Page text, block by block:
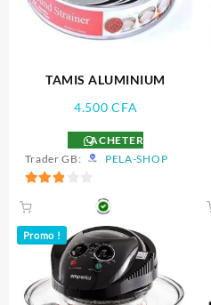
TAMIS ALUMINIUM
4.500CFA
ACHETER
Trader GB:
PELA-SHOP
sur 5
Promo !